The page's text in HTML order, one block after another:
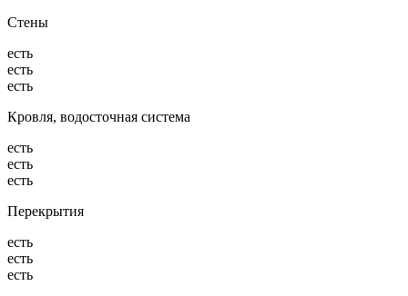
Стены
есть
есть
есть
Кровля, водосточная система
есть
есть
есть
Перекрытия
есть
есть
есть